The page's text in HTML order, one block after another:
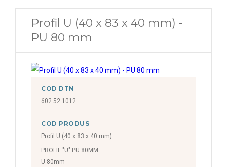
Profil U (40 x 83 x 40 mm) -
PU 80 mm
COD DTN
602.52.1012
COD PRODUS
Profil U (40 x 83 x 40 mm)
PROFIL "U" PU 80MM
U 80mm